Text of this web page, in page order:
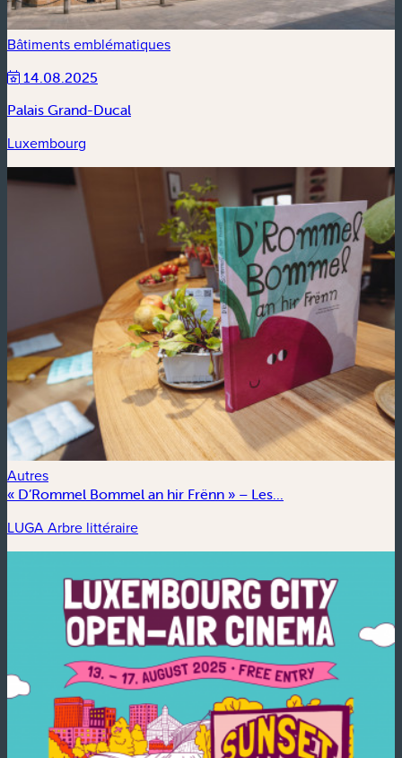
Bâtiments emblématiques
14.08.2025
Palais Grand-Ducal
Luxembourg
Autres
« D’Rommel Bommel an hir Frënn » – Les...
LUGA Arbre littéraire